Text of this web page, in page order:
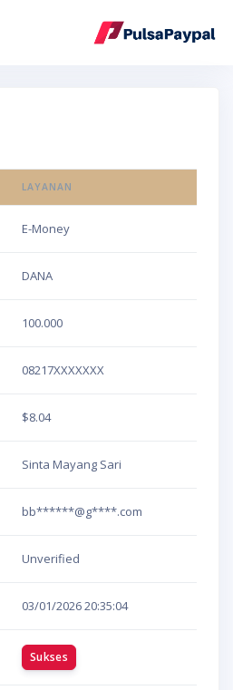
LAYANAN
E-Money
DANA
100.000
08217XXXXXXX
$8.04
Sinta Mayang Sari
bb******@g****.com
Unverified
03/01/202620:35:04
Sukses